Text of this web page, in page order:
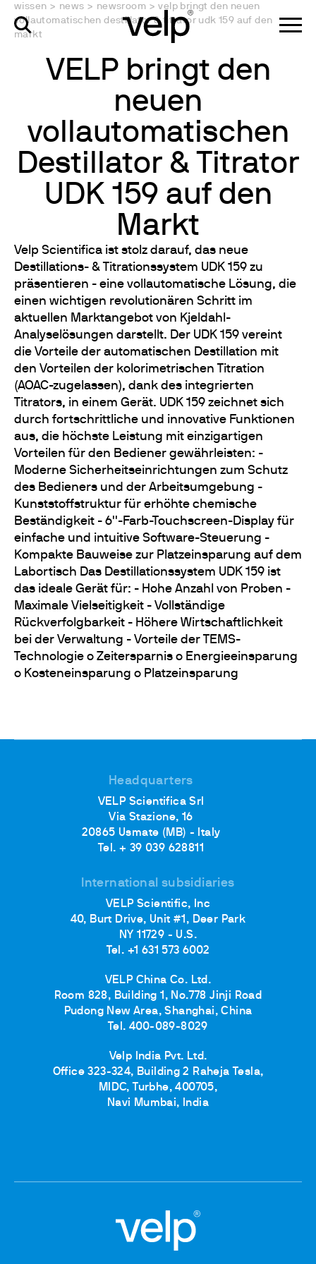
wissen > news > newsroom > velp bringt den neuen
vollautomatischen destillator & titrator udk 159 auf den
markt
VELP bringt den
neuen
vollautomatischen
Destillator & Titrator
UDK 159 auf den
Markt
Velp Scientifica ist stolz darauf, das neue
Destillations- & Titrationssystem UDK 159 zu
präsentieren - eine vollautomatische Lösung, die
einen wichtigen revolutionären Schritt im
aktuellen Marktangebot von Kjeldahl-
Analyselösungen darstellt. Der UDK 159 vereint
die Vorteile der automatischen Destillation mit
den Vorteilen der kolorimetrischen Titration
(AOAC-zugelassen), dank des integrierten
Titrators, in einem Gerät. UDK 159 zeichnet sich
durch fortschrittliche und innovative Funktionen
aus, die höchste Leistung mit einzigartigen
Vorteilen für den Bediener gewährleisten: -
Moderne Sicherheitseinrichtungen zum Schutz
des Bedieners und der Arbeitsumgebung -
Kunststoffstruktur für erhöhte chemische
Beständigkeit - 6''-Farb-Touchscreen-Display für
einfache und intuitive Software-Steuerung -
Kompakte Bauweise zur Platzeinsparung auf dem
Labortisch Das Destillationssystem UDK 159 ist
das ideale Gerät für: - Hohe Anzahl von Proben -
Maximale Vielseitigkeit - Vollständige
Rückverfolgbarkeit - Höhere Wirtschaftlichkeit
bei der Verwaltung - Vorteile der TEMS-
Technologie o Zeitersparnis o Energieeinsparung
o Kosteneinsparung o Platzeinsparung
Headquarters
VELP Scientifica Srl
Via Stazione, 16
20865 Usmate (MB) - Italy
Tel. + 39 039 628811
International subsidiaries
VELP Scientific, Inc
40, Burt Drive, Unit #1, Deer Park
NY 11729 - U.S.
Tel. +1 631 573 6002
VELP China Co. Ltd.
Room 828, Building 1, No.778 Jinji Road
Pudong New Area, Shanghai, China
Tel. 400-089-8029
Velp India Pvt. Ltd.
Office 323-324, Building 2 Raheja Tesla,
MIDC, Turbhe, 400705,
Navi Mumbai, India